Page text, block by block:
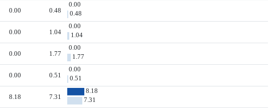
0.00 0.48
0.00
0.48
0.00 1.04
0.00
1.04
0.00 1.77
0.00
1.77
0.00 0.51
0.00
0.51
8.18 7.31
8.18
7.31